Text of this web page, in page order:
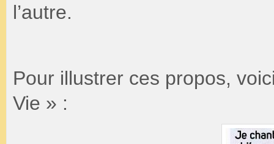
l’autre.
Pour illustrer ces propos,
Vie » :